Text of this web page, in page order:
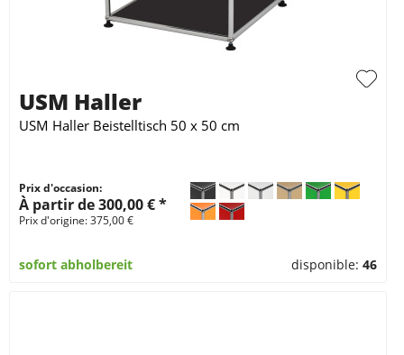
USM Haller
USM Haller Beistelltisch 50 x 50 cm
Prix d'occasion:
À partir de 300,00 € *
Prix d'origine: 375,00 €
sofort abholbereit disponible:46